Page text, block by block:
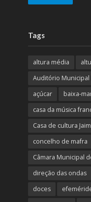
Tags
altura média
Auditório Municipal
açúcar
baixa-
casa da música
Casa de cultura
concelho de mafra
Câmara Municipal
direção das ondas
doces